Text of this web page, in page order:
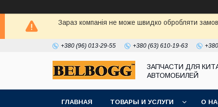
Зараз компанія не може швидко обробляти
+380 (96) 013-29-55 +380 (63) 610-19-63
ЗАПЧАСТИ ДЛЯ
АВТОМОБИЛЕЙ
ГЛАВНАЯ ТОВАРЫ И УСЛУГИ О